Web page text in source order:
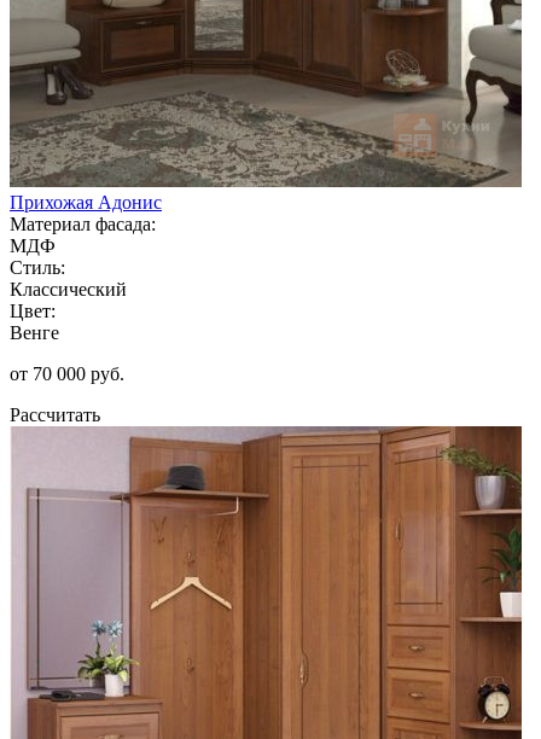
Прихожая Адонис
Материал фасада:
МДФ
Стиль:
Классический
Цвет:
Венге
от 70 000 руб.
Рассчитать